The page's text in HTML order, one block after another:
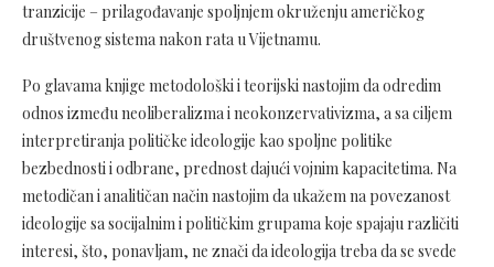
tranzicije – prilagođavanje spoljnjem okruženju američkog
društvenog sistema nakon rata u Vijetnamu.
Po glavama knjige metodološki i teorijski nastojim da odredim
odnos između neoliberalizma i neokonzervativizma, a sa ciljem
interpretiranja političke ideologije kao spoljne politike
bezbednosti i odbrane, prednost dajući vojnim kapacitetima. Na
metodičan i analitičan način nastojim da ukažem na povezanost
ideologije sa socijalnim i političkim grupama koje spajaju različiti
interesi, što, ponavljam, ne znači da ideologija treba da se svede